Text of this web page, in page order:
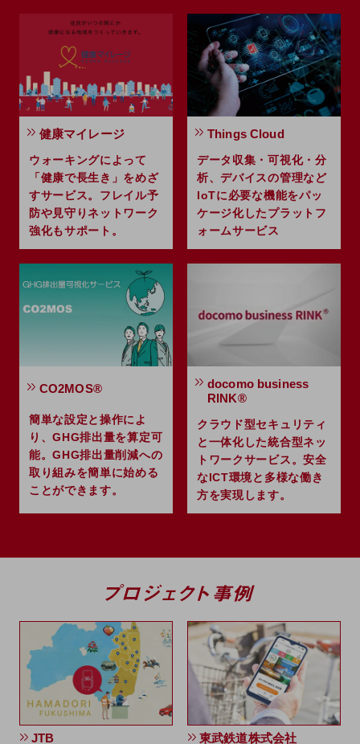
職場環境整備
地域共創・地方創生
セキュリティ対策
遠隔監視
顧客体験（CX）改善
自動化・省電化
人材不足解消
業種・業態で探す
業種・業態で探すTOP
一次産業
観光
モビリティ
製造・建設業
小売業
キーワードで探す
モバイルTOP
おすすめの機種、料金やサービスをご紹介
ビジネス向けスマートフォン
タフネススマートフォン
データ通信製品
ドコモケータイ
健康マイレージ
ウォーキングによって
「健康で長生き」をめざ
すサービス。フレイル予
防や見守りネットワーク
強化もサポート。
Things Cloud
データ収集・可視化・分
析、デバイスの管理など
IoTに必要な機能をパッ
ケージ化したプラットフ
ォームサービス
CO2MOS®
簡単な設定と操作によ
り、GHG排出量を算定可
能。GHG排出量削減への
取り組みを簡単に始める
ことができます。
docomo business
RINK®
クラウド型セキュリティ
と一体化した統合型ネッ
トワークサービス。安全
なICT環境と多様な働き
方を実現します。
JTB 東武鉄道株式会社